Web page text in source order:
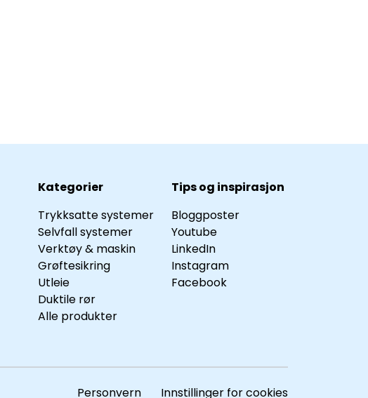
Personvern Innstillinger for cookies
Kategorier
Trykksatte systemer
Selvfall systemer
Verktøy & maskin
Grøftesikring
Utleie
Duktile rør
Alle produkter
Tips og inspirasjon
Bloggposter
Youtube
LinkedIn
Instagram
Facebook